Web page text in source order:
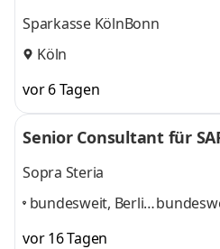
Sparkasse KölnBonn
Köln
vor 6 Tagen
Senior Consultant für
Sopra Steria
bundesweit, Berlin,
vor 16 Tagen